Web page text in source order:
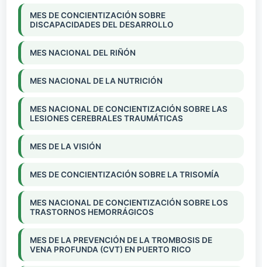
MES DE CONCIENTIZACIÓN SOBRE
DISCAPACIDADES DEL DESARROLLO
MES NACIONAL DEL RIÑÓN
MES NACIONAL DE LA NUTRICIÓN
MES NACIONAL DE CONCIENTIZACIÓN SOBRE LAS
LESIONES CEREBRALES TRAUMÁTICAS
MES DE LA VISIÓN
MES DE CONCIENTIZACIÓN SOBRE LA TRISOMÍA
MES NACIONAL DE CONCIENTIZACIÓN SOBRE LOS
TRASTORNOS HEMORRÁGICOS
MES DE LA PREVENCIÓN DE LA TROMBOSIS DE
VENA PROFUNDA (CVT) EN PUERTO RICO